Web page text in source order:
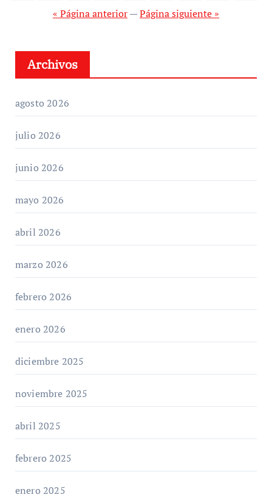
« Página anterior—Página siguiente »
Archivos
agosto 2026
julio 2026
junio 2026
mayo 2026
abril 2026
marzo 2026
febrero 2026
enero 2026
diciembre 2025
noviembre 2025
abril 2025
febrero 2025
enero 2025